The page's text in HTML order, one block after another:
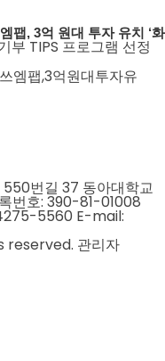
팹, 3억 원대 투자 유치 ‘
부 TIPS 프로그램 선정
엠팹,3억원대투자유
번길 37 동아대학교
번호: 390-81-01008
5560 E-mail:
reserved. 관리자